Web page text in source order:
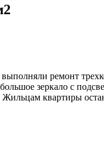
ремонт
зеркало с
квартиры